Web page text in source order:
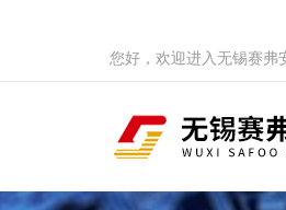
您好，欢迎进入无锡赛弗